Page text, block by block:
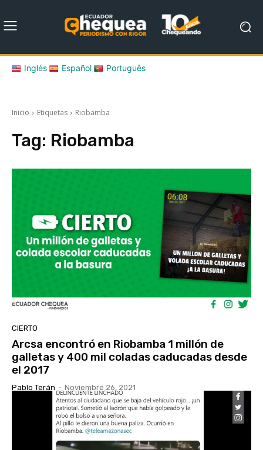
Inglés Español Português
Inicio Etiquetas Riobamba
Tag: Riobamba
CIERTO
Arcsa encontró en Riobamba 1 millón de
galletas y 400 mil coladas caducadas desde
el 2017
Pablo Terán - Noviembre 26, 2021